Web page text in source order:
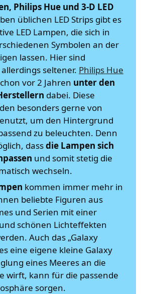
Philips Hue und 3-D LED
üblichen LED Strips gibt es
LED Lampen, die sich in
Symbolen an der
lassen. Hier sind
seltener. Philips Hue
vor 2 Jahren unter den
dabei. Diese
besonders gerne von
um den Hintergrund
zu beleuchten. Denn
dassdie Lampen sich
und somit stetig die
wechseln.
kommen immer mehr in
beliebte Figuren aus
und Serien mit einer
schönen Lichteffekten
Auch das „Galaxy
eine eigene kleine Galaxy
eines Meeres an die
wirft, kann für die passende
sorgen.